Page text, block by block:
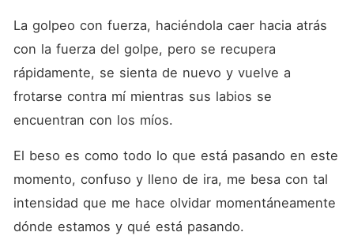
La golpeo con fuerza, haciéndola caer hacia atrás
con la fuerza del golpe, pero se recupera
rápidamente, se sienta de nuevo y vuelve a
frotarse contra mí mientras sus labios se
encuentran con los míos.
El beso es como todo lo que está pasando en este
momento, confuso y lleno de ira, me besa con tal
intensidad que me hace olvidar momentáneamente
dónde estamos y qué está pasando.